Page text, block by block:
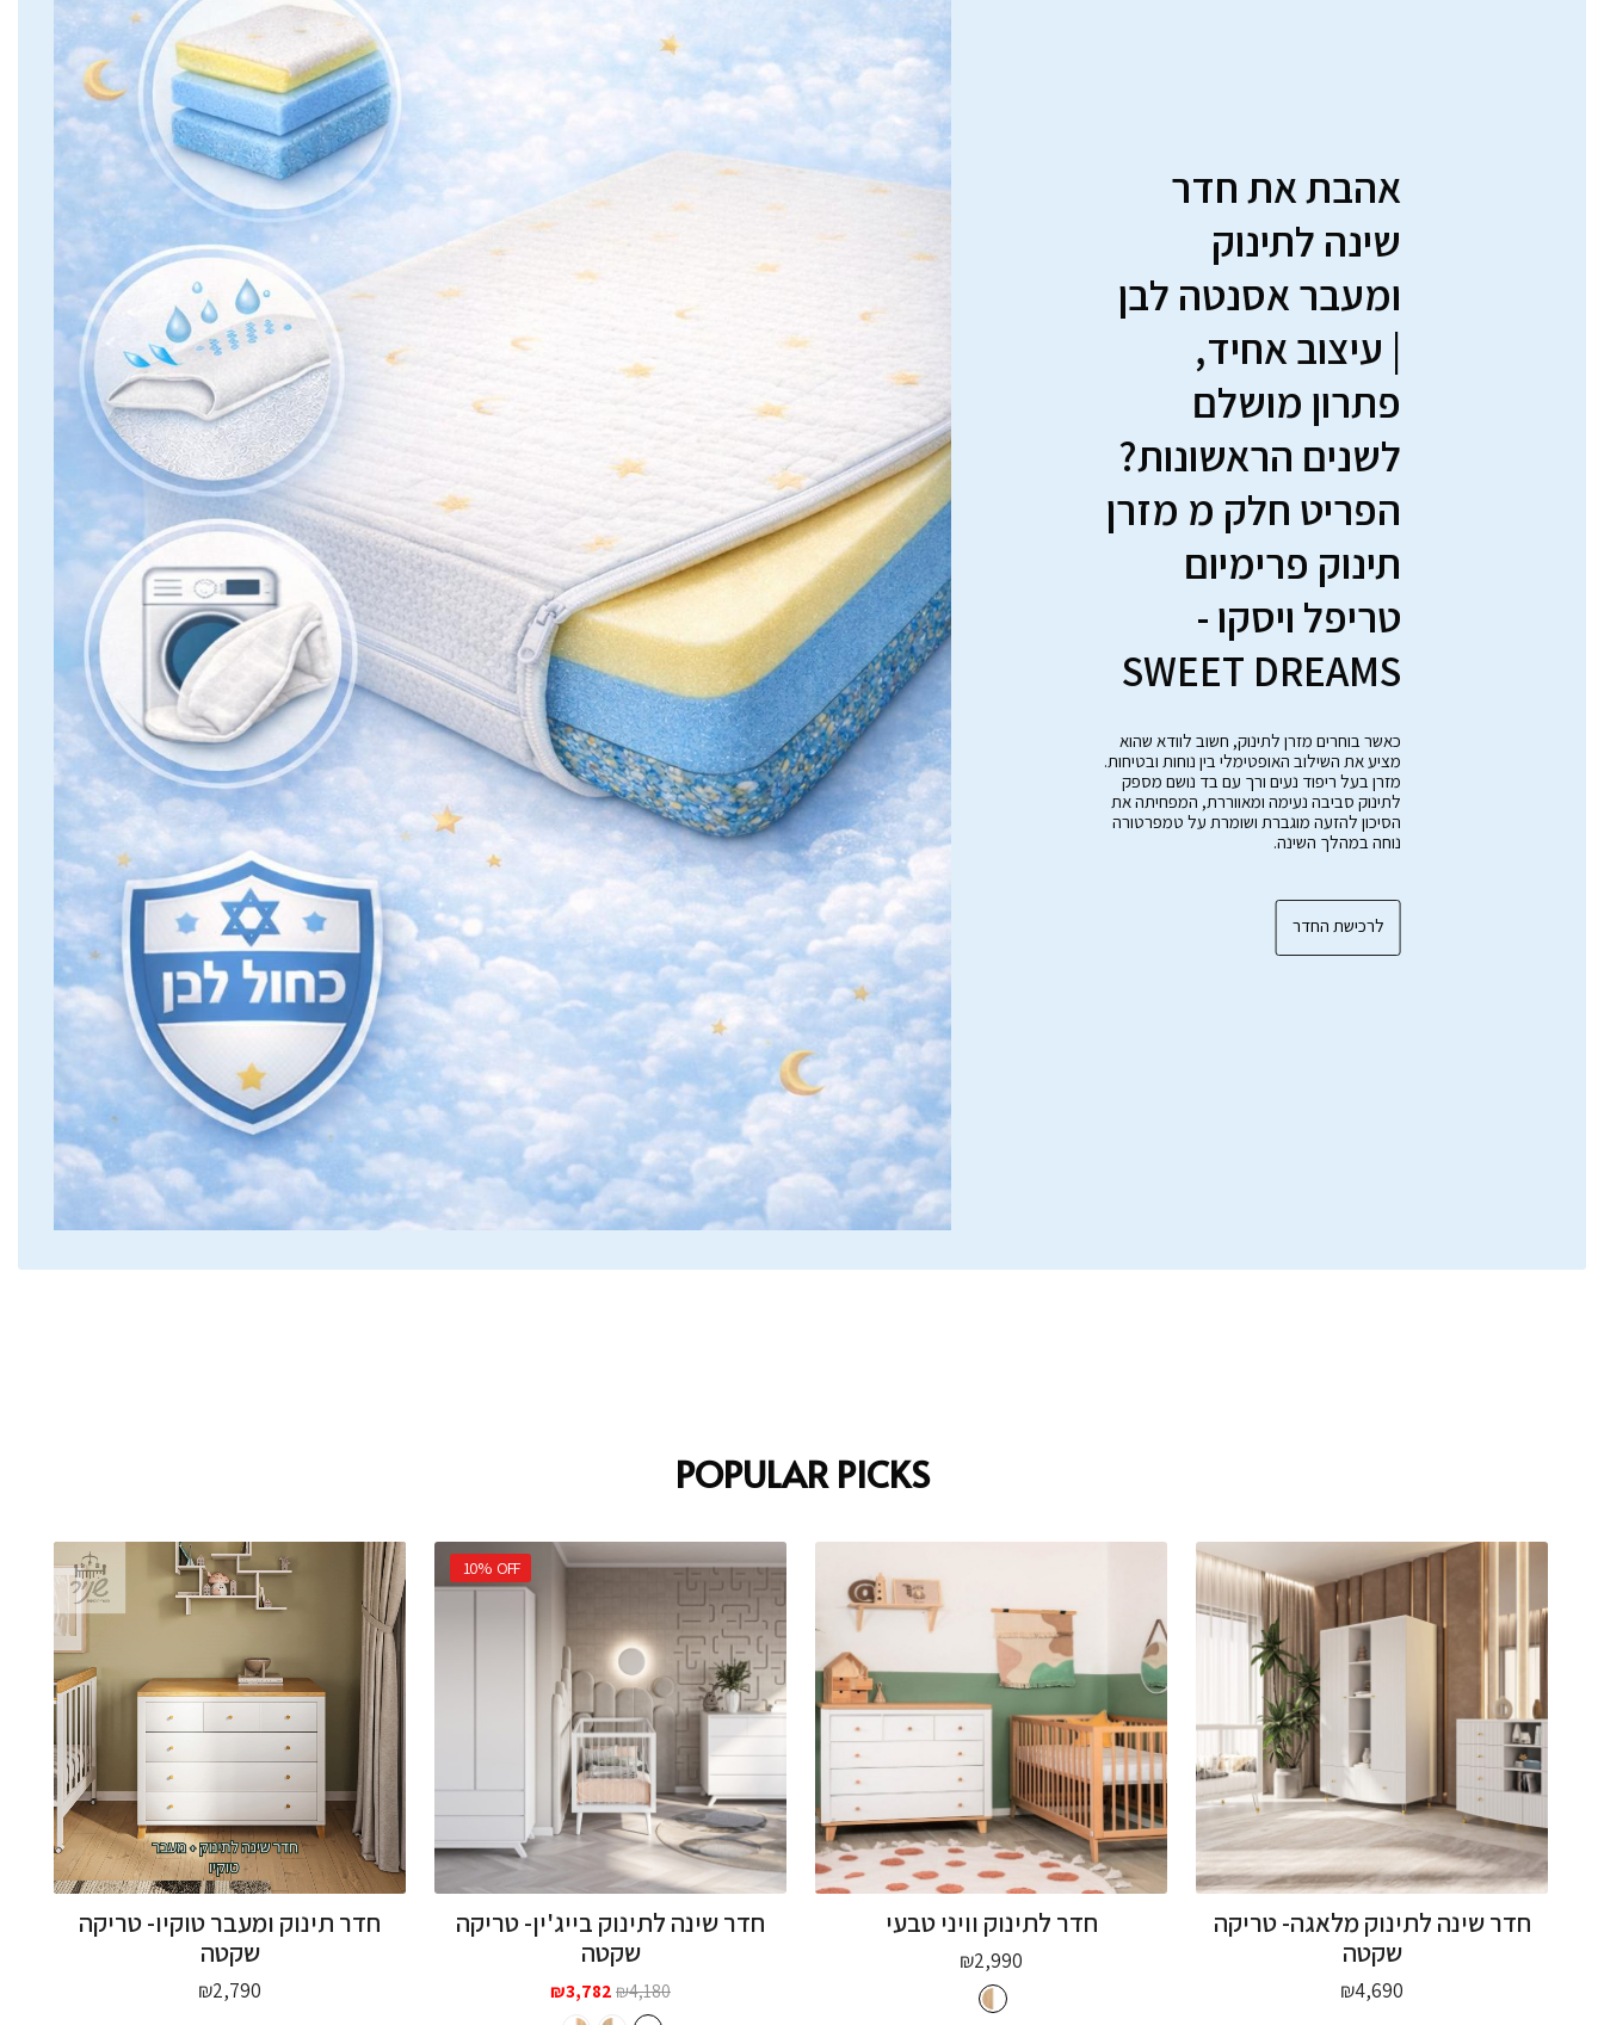
אהבת את חדר
שינה לתינוק
ומעבר אסנטה לבן
| עיצוב אחיד,
פתרון מושלם
לשנים הראשונות?
הפריט חלק מ מזרן
תינוק פרימיום
טריפל ויסקו -
SWEET DREAMS
כאשר בוחרים מזרן לתינוק, חשוב לוודא שהוא
מציע את השילוב האופטימלי בין נוחות ובטיחות.
מזרן בעל ריפוד נעים ורך עם בד נושם מספק
לתינוק סביבה נעימה ומאווררת, המפחיתה את
הסיכון להזעה מוגברת ושומרת על טמפרטורה
נוחה במהלך השינה.
לרכישת החדר
POPULAR PICKS
חדר שינה לתינוק מלאגה- טריקה
שקטה
₪4,690
חדר לתינוק וויני טבעי
₪2,990
10% OFF
חדר שינה לתינוק בייג'ין- טריקה
שקטה
₪4,180
המחיר
המקורי
₪3,782
המחיר
חדר תינוק ומעבר טוקיו- טריקה
שקטה
₪2,790